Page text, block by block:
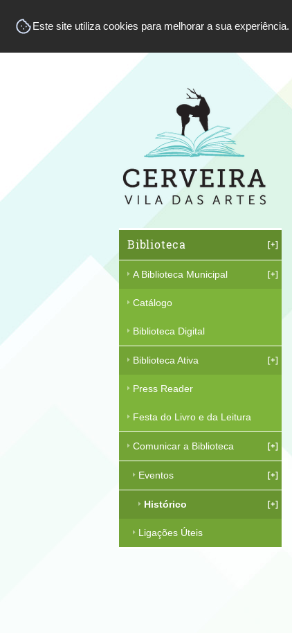
Este site utiliza cookies para melhorar a sua experiência.
Biblioteca
A Biblioteca Municipal
Catálogo
Biblioteca Digital
Biblioteca Ativa
Press Reader
Festa do Livro e da Leitura
Comunicar a Biblioteca
Eventos
Histórico
Ligações Úteis